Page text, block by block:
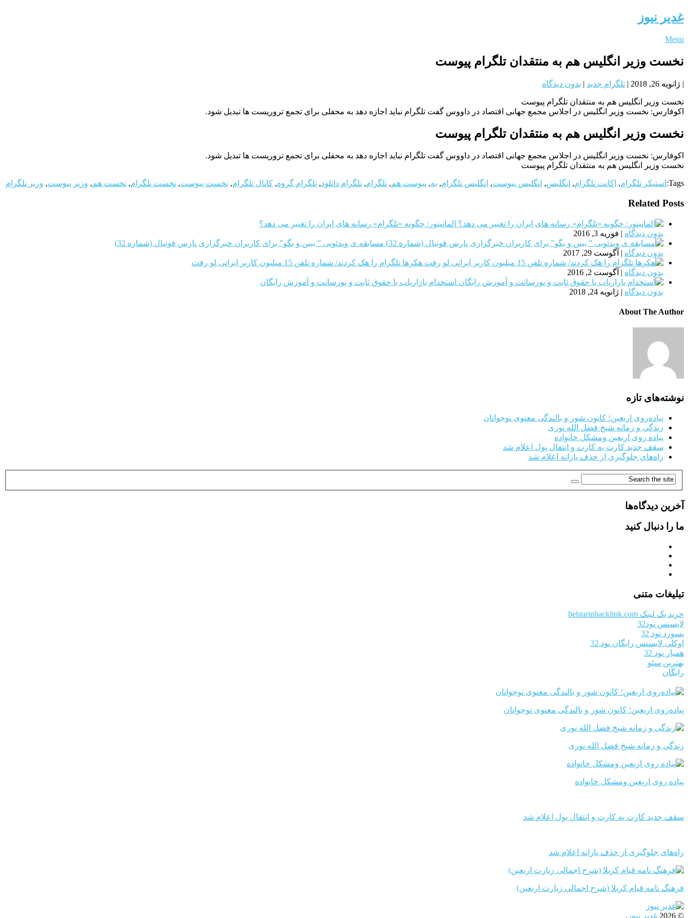
غدیر نیوز
Menu
نخست وزیر انگلیس هم به منتقدان تلگرام پیوست
| ژانویه 26, 2018 | تلگرام جدید | بدون دیدگاه
نخست وزیر انگلیس هم به منتقدان تلگرام پیوست
اکوفارس: نخست وزیر انگلیس در اجلاس مجمع جهانی اقتصاد در داووس گفت تلگرام نباید اجازه دهد به محفلی برای تجمع تروریست ها تبدیل شود.
نخست وزیر انگلیس هم به منتقدان تلگرام پیوست
اکوفارس: نخست وزیر انگلیس در اجلاس مجمع جهانی اقتصاد در داووس گفت تلگرام نباید اجازه دهد به محفلی برای تجمع تروریست ها تبدیل شود.
نخست وزیر انگلیس هم به منتقدان تلگرام پیوست
Tags: استیکر تلگرام, اکانت تلگرام, انگلیس, انگلیس پیوست, انگلیس تلگرام, به, پیوست هم, تلگرام, تلگرام دانلود, تلگرام گروه, کانال تلگرام, نخست پیوست, نخست تلگرام, نخست هم, وزیر پیوست, وزیر تلگرام
Related Posts
المانیتور: چگونه «تلگرام» رسانه های ایران را تغییر می دهد؟
بدون دیدگاه | فوریه 3, 2016
مسابقه ی ویدئویی ” ببین و بگو” برای کاربران خبرگزاری پارس فوتبال (شماره 32)
بدون دیدگاه | آگوست 29, 2017
هکرها تلگرام را هک کردند/ شماره تلفن 15 میلیون کاربر ایرانی لو رفت
بدون دیدگاه | آگوست 2, 2016
استخدام بازاریاب با حقوق ثابت و پورسانت و آموزش رایگان
بدون دیدگاه | ژانویه 24, 2018
About The Author
نوشته‌های تازه
پیاده‌روی اربعین؛ کانون شور و بالندگی معنوی نوجوانان
زندگی و زمانه شیخ فضل الله نوری
پیاده روی اربعین ومشکل خانواده
سقف جدید کارت به کارت و انتقال پول اعلام شد
راه‌های جلوگیری از حذف یارانه اعلام شد
آخرین دیدگاه‌ها
ما را دنبال کنید
تبلیغات متنی
خرید بک لینک behtarinbacklink.com
لایسنس نود32
پسورد نود 32
اوکلی لایسنس رایگان نود 32
همیار نود 32
بهترین سئو
رایگان
پیاده‌روی اربعین؛ کانون شور و بالندگی معنوی نوجوانان
زندگی و زمانه شیخ فضل الله نوری
پیاده روی اربعین ومشکل خانواده
سقف جدید کارت به کارت و انتقال پول اعلام شد
راه‌های جلوگیری از حذف یارانه اعلام شد
فرهنگ نامه قیام کربلا (شرح اجمالی زیارت اربعین)
© 2026 غدیر نیوز .